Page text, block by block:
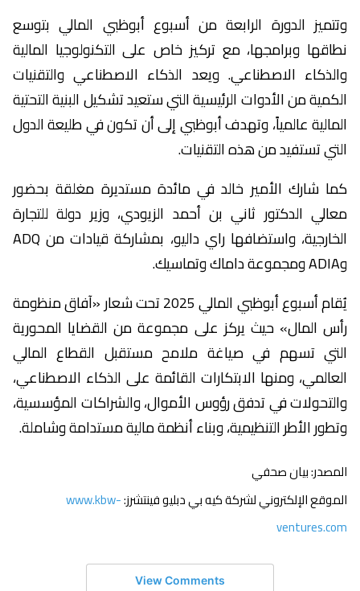
وتتميز الدورة الرابعة من أسبوع أبوظبي المالي بتوسع
نطاقها وبرامجها، مع تركيز خاص على التكنولوجيا المالية
والذكاء الاصطناعي. ويعد الذكاء الاصطناعي والتقنيات
الكمية من الأدوات الرئيسية التي ستعيد تشكيل البنية التحتية
المالية عالمياً، وتهدف أبوظبي إلى أن تكون في طليعة الدول
التي تستفيد من هذه التقنيات.
كما شارك الأمير خالد في مائدة مستديرة مغلقة بحضور
معالي الدكتور ثاني بن أحمد الزيودي، وزير دولة للتجارة
الخارجية، واستضافها راي داليو، بمشاركة قيادات من ADQ
وADIA ومجموعة داماك وتماسيك.
يُقام أسبوع أبوظبي المالي 2025 تحت شعار «آفاق منظومة
رأس المال» حيث يركز على مجموعة من القضايا المحورية
التي تسهم في صياغة ملامح مستقبل القطاع المالي
العالمي، ومنها الابتكارات القائمة على الذكاء الاصطناعي،
والتحولات في تدفق رؤوس الأموال، والشراكات المؤسسية،
وتطور الأطر التنظيمية، وبناء أنظمة مالية مستدامة وشاملة.
المصدر: بيان صحفي
الموقع الإلكتروني لشركة كيه بي دبليو فينتشرز:www.kbw-
ventures.com
View Comments